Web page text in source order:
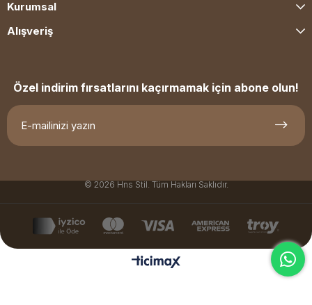
Kurumsal
Alışveriş
Özel indirim fırsatlarını kaçırmamak için abone olun!
© 2026 Hns Stil. Tüm Hakları Saklıdır.